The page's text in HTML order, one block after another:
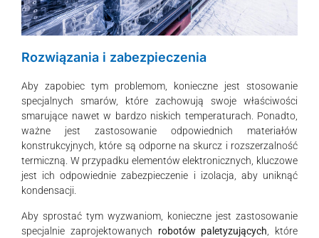
Rozwiązania i zabezpieczenia
Aby zapobiec tym problemom, konieczne jest stosowanie
specjalnych smarów, które zachowują swoje właściwości
smarujące nawet w bardzo niskich temperaturach. Ponadto,
ważne jest zastosowanie odpowiednich materiałów
konstrukcyjnych, które są odporne na skurcz i rozszerzalność
termiczną. W przypadku elementów elektronicznych, kluczowe
jest ich odpowiednie zabezpieczenie i izolacja, aby uniknąć
kondensacji.
Aby sprostać tym wyzwaniom, konieczne jest zastosowanie
specjalnie zaprojektowanych robotów paletyzujących , które